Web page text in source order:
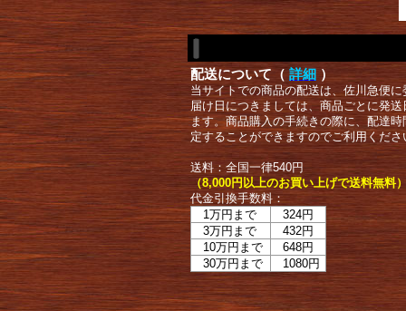
配送について（ 詳細 ）
当サイトでの商品の配送は、佐川急便
届け日につきましては、商品ごとに発
ます。商品購入の手続きの際に、配達
定することができますのでご利用くださ
送料：全国一律540円
（8,000円以上のお買い上げで送料無料
代金引換手数料：
1万円まで
324円
3万円まで
432円
10万円まで
648円
30万円まで
1080円